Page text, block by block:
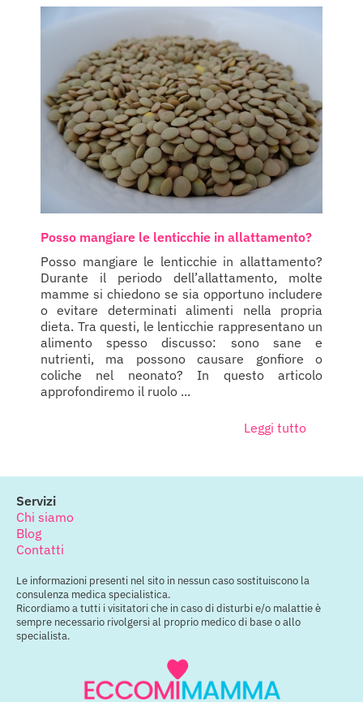
Posso mangiare le lenticchie in allattamento?
Posso mangiare le lenticchie in allattamento?
Durante il periodo dell’allattamento, molte
mamme si chiedono se sia opportuno includere
o evitare determinati alimenti nella propria
dieta. Tra questi, le lenticchie rappresentano un
alimento spesso discusso: sono sane e
nutrienti, ma possono causare gonfiore o
coliche nel neonato? In questo articolo
approfondiremo il ruolo ...
Leggi tutto
Servizi
Chi siamo
Blog
Contatti
Le informazioni presenti nel sito in nessun caso sostituiscono la
consulenza medica specialistica.
Ricordiamo a tutti i visitatori che in caso di disturbi e/o malattie è
sempre necessario rivolgersi al proprio medico di base o allo
specialista.